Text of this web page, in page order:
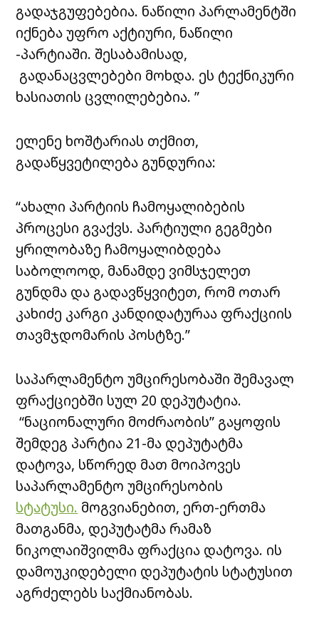
გადაჯგუფებებია. ნაწილი პარლამენტში
იქნება უფრო აქტიური, ნაწილი
-პარტიაში. შესაბამისად,
გადანაცვლებები მოხდა. ეს ტექნიკური
ხასიათის ცვლილებებია. ”
ელენე ხოშტარიას თქმით,
გადაწყვეტილება გუნდურია:
“ახალი პარტიის ჩამოყალიბების
პროცესი გვაქვს. პარტიული გეგმები
ყრილობაზე ჩამოყალიბდება
საბოლოოდ, მანამდე ვიმსჯელეთ
გუნდმა და გადავწყვიტეთ, რომ ოთარ
კახიძე კარგი კანდიდატურაა ფრაქციის
თავმჯდომარის პოსტზე.”
საპარლამენტო უმცირესობაში შემავალ
ფრაქციებში სულ 20 დეპუტატია.
“ნაციონალური მოძრაობის” გაყოფის
შემდეგ პარტია 21-მა დეპუტატმა
დატოვა, სწორედ მათ მოიპოვეს
საპარლამენტო უმცირესობის
სტატუსი. მოგვიანებით, ერთ-ერთმა
მათგანმა, დეპუტატმა რამაზ
ნიკოლაიშვილმა ფრაქცია დატოვა. ის
დამოუკიდებელი დეპუტატის სტატუსით
აგრძელებს საქმიანობას.